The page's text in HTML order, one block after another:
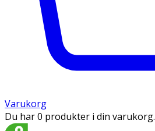
Varukorg
Du har 0 produkter i din varukorg.